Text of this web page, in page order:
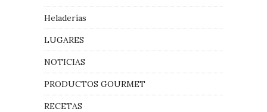
Heladerías
LUGARES
NOTICIAS
PRODUCTOS GOURMET
RECETAS